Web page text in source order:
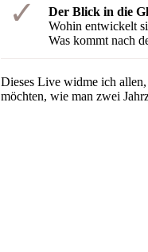
Der Blick in die
Wohin entwickelt
Was kommt nach
Dieses Live widme ich
möchten, wie man zwei